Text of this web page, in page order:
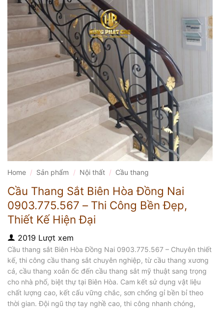
Home / Sản phẩm / Nội thất / Cầu thang
Cầu Thang Sắt Biên Hòa Đồng Nai
0903.775.567 – Thi Công Bền Đẹp,
Thiết Kế Hiện Đại
2019 Lượt xem
Cầu thang sắt Biên Hòa Đồng Nai 0903.775.567 – Chuyên thiết
kế, thi công cầu thang sắt chuyên nghiệp, từ cầu thang xương
cá, cầu thang xoắn ốc đến cầu thang sắt mỹ thuật sang trọng
cho nhà phố, biệt thự tại Biên Hòa. Cam kết sử dụng vật liệu
chất lượng cao, kết cấu vững chắc, sơn chống gỉ bền bỉ theo
thời gian. Đội ngũ thợ tay nghề cao, thi công nhanh chóng,